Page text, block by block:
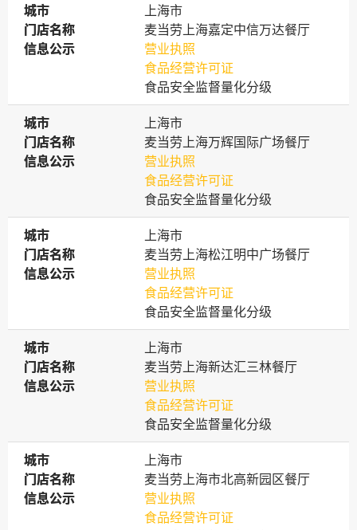
城市
城市
上海市
门店名称
门店名称
麦当劳上海嘉定中信万达餐厅
信息公示
信息公示
营业执照
食品经营许可证
食品安全监督量化分级
城市
城市
上海市
门店名称
门店名称
麦当劳上海万辉国际广场餐厅
信息公示
信息公示
营业执照
食品经营许可证
食品安全监督量化分级
城市
城市
上海市
门店名称
门店名称
麦当劳上海松江明中广场餐厅
信息公示
信息公示
营业执照
食品经营许可证
食品安全监督量化分级
城市
城市
上海市
门店名称
门店名称
麦当劳上海新达汇三林餐厅
信息公示
信息公示
营业执照
食品经营许可证
食品安全监督量化分级
城市
城市
上海市
门店名称
门店名称
麦当劳上海市北高新园区餐厅
信息公示
信息公示
营业执照
食品经营许可证